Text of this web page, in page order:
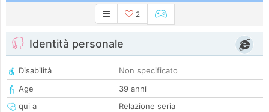
2
Identità personale
Disabilità
Non specificato
Age
39 anni
qui a
Relazione seria